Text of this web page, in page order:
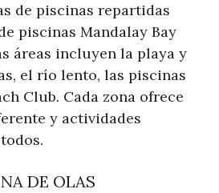
de piscinas repartidas
piscinas Mandalay Bay
áreas incluyen la playa y
el río lento, las piscinas
Club. Cada zona ofrece
y actividades
DE OLAS